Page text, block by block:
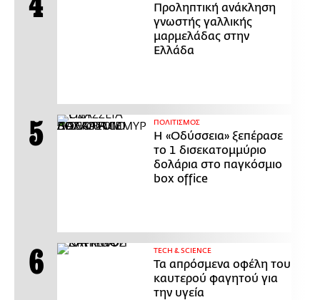
Προληπτική ανάκληση
γνωστής γαλλικής
μαρμελάδας στην
Ελλάδα
ΠΟΛΙΤΙΣΜΟΣ
Η «Οδύσσεια» ξεπέρασε
το 1 δισεκατομμύριο
δολάρια στο παγκόσμιο
box office
ΤECH & SCIENCE
Τα απρόσμενα οφέλη του
καυτερού φαγητού για
την υγεία